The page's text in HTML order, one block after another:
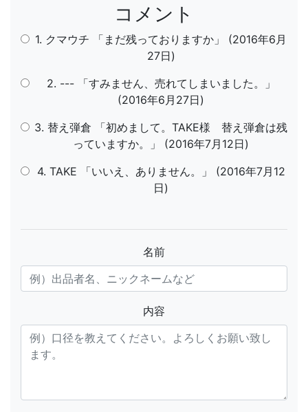
コメント
1. クマウチ 「まだ残っておりますか」 (2016年6月
27日)
2. --- 「すみません、売れてしまいました。」
(2016年6月27日)
3. 替え弾倉 「初めまして。TAKE様 替え弾倉は残
っていますか。」 (2016年7月12日)
4. TAKE 「いいえ、ありません。」 (2016年7月12
日)
名前
内容